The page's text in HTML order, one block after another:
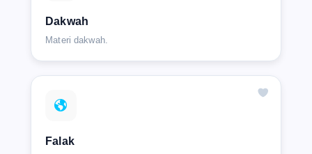
Dakwah
Materi dakwah.
Falak